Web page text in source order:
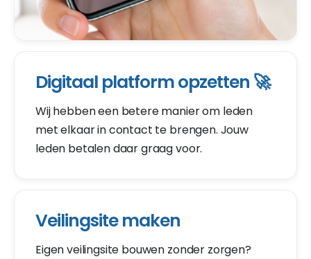
Digitaal platform opzetten 🚀
Wij hebben een betere manier om leden
met elkaar in contact te brengen. Jouw
leden betalen daar graag voor.
Veilingsite maken
Eigen veilingsite bouwen zonder zorgen?